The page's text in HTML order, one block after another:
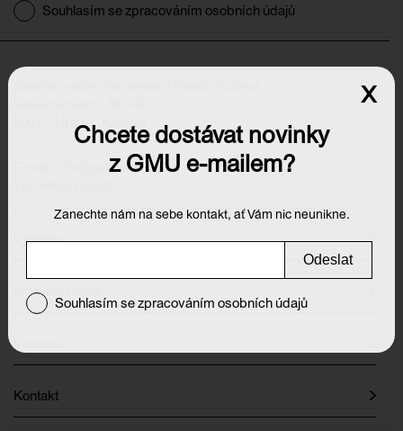
Souhlasím se zpracováním osobních údajů
500 03 Hradec Králové
info@galeriehk.cz
Výstavy
Otevírací doba
Kontakt
Chcete dostávat novinky
z GMU e-mailem?
Zanechte nám na sebe kontakt, ať Vám nic neunikne.
Odeslat
Souhlasím se zpracováním osobních údajů
x